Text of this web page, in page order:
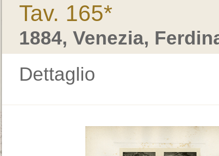
Tav. 165*
1884, Venezia,
Dettaglio